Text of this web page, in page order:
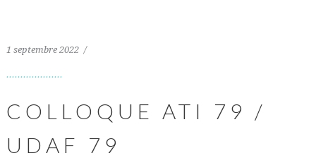
1 septembre 2022
COLLOQUE ATI 79 /
UDAF 79